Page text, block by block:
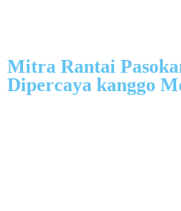
Mitra Rantai
Dipercaya kanggo